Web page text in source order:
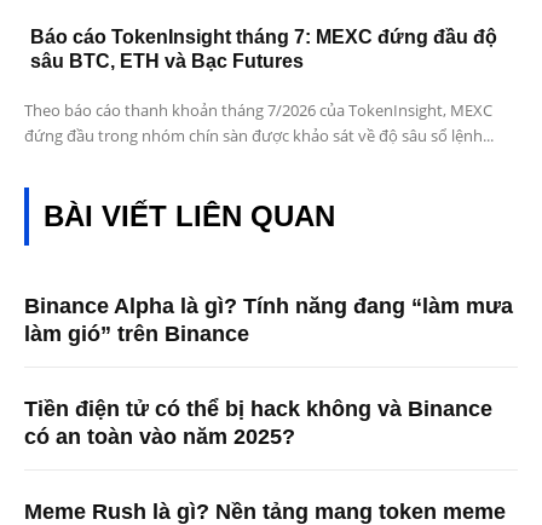
Báo cáo TokenInsight tháng 7: MEXC đứng đầu độ
sâu BTC, ETH và Bạc Futures
Theo báo cáo thanh khoản tháng 7/2026 của TokenInsight, MEXC
đứng đầu trong nhóm chín sàn được khảo sát về độ sâu sổ lệnh...
BÀI VIẾT LIÊN QUAN
Binance Alpha là gì? Tính năng đang “làm mưa
làm gió” trên Binance
Tiền điện tử có thể bị hack không và Binance
có an toàn vào năm 2025?
Meme Rush là gì? Nền tảng mang token meme